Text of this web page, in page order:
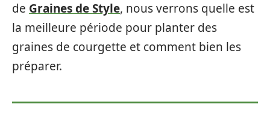
de Graines de Style, nous verrons quelle est
la meilleure période pour planter des
graines de courgette et comment bien les
préparer.